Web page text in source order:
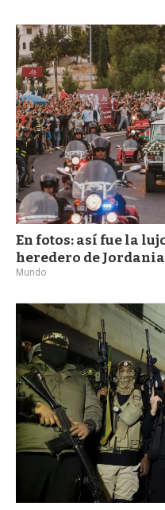
En fotos: así fue la
heredero de Jordania
Mundo